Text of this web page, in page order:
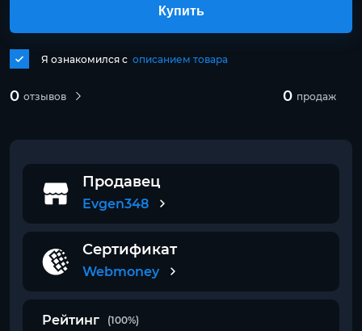
0 отзывов 0 продаж
Я ознакомился с описанием товара
Купить
Продавец
Evgen348
Сертификат
Webmoney
Рейтинг (100%)